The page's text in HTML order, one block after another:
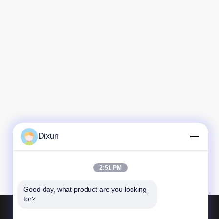
Dixun
2:51 PM
Good day, what product are you looking
for?